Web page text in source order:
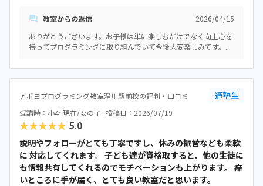
のスーパーを買い物がてら利用できるようです。中は清潔で、とても
が届くようになっています。他の習い事と比較して月謝は割高かなと
感じていました。しかし、一回が90分としっかり取り組めることや、
います。家ではゲームでマイクラをしていて親に色々言われることも
多いですが、ここでは思いっきり好きなだけ出来るようで、とても楽
しんでいることが親としても嬉しく思います、
教室からの返信
2026/04/15
ありがとうございます。お子様は単に楽しむだけでなく向上心を
持ってプログラミングに取り組んでいて今後大変楽しみです。...
アポヨプログラミング教室澄川駅前校の評判・口コミ 通塾生
受講時：小4~現在/女の子 投稿日：2026/07/19
★★★★★ 5.0
説明やフォローがとても丁寧ですし、休みの振替なども柔軟
に 対応してくれます。 子ども達が資格取すると、他の生徒に
も情報共有してくれるのでモチベーションも上がります。 痒
いところに手が届く、とても良い教室だと思います。